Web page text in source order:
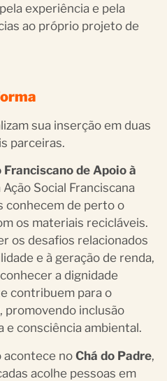
experiência e pela
ao próprio projeto de
sua inserção em duas
parceiras.
Franciscano de Apoio à
Social Franciscana
conhecem de perto o
os materiais recicláveis.
os desafios relacionados
e à geração de renda,
a dignidade
contribuem para o
promovendo inclusão
e consciência ambiental.
acontece no Chá do Padre,
acolhe pessoas em